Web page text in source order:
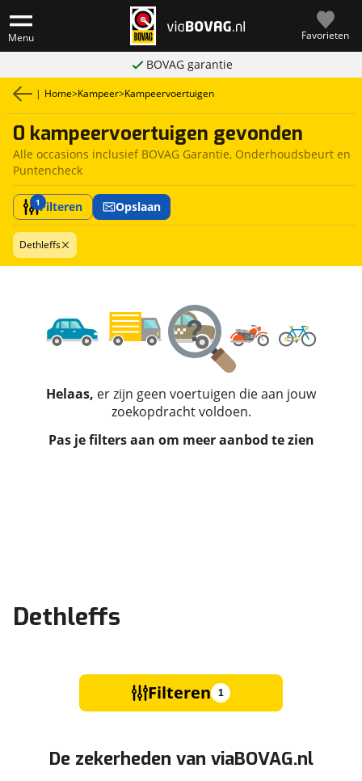
Menu Favorieten
BOVAG garantie
| Home>Kampeer>Kampeervoertuigen
0 kampeervoertuigen gevonden
Alle occasions inclusief BOVAG Garantie, Onderhoudsbeurt en
Puntencheck
1Filteren Opslaan
Dethleffs
Helaas, er zijn geen voertuigen die aan jouw
zoekopdracht voldoen.
Pas je filters aan om meer aanbod te zien
Dethleffs
Filteren 1
De zekerheden van viaBOVAG.nl